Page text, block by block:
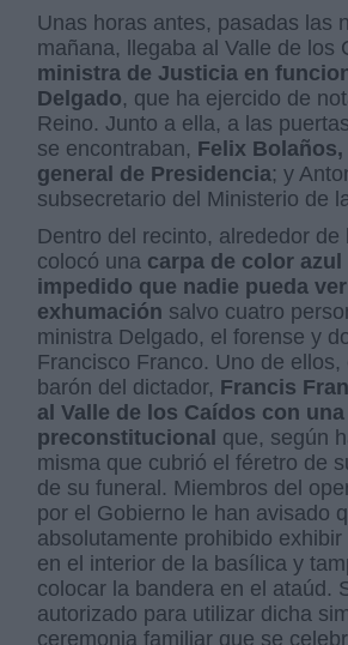
Unas horas antes, pasadas las
mañana, llegaba al Valle de los
ministra de Justicia en
Delgado, que ha ejercido de
Reino. Junto a ella, a las
se encontraban, Felix
general de Presidencia; y
subsecretario del Ministerio de
Dentro del recinto, alrededor de
colocó una carpa de color azul
impedido que nadie pueda
exhumación salvo cuatro
ministra Delgado, el forense y
Francisco Franco. Uno de ellos,
barón del dictador, Francis
al Valle de los Caídos con
preconstitucional que, según
misma que cubrió el féretro de
de su funeral. Miembros del
por el Gobierno le han avisado
absolutamente prohibido
en el interior de la basílica y
colocar la bandera en el ataúd.
autorizado para utilizar dicha
ceremonia familiar que se